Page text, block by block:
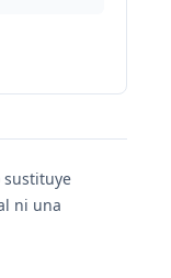
sustituye
ni una